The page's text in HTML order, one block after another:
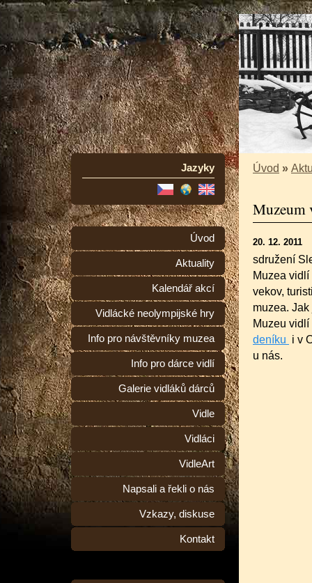
Jazyky
Úvod
Aktuality
Kalendář akcí
Vidlácké neolympijské hry
Info pro návštěvníky muzea
Info pro dárce vidlí
Galerie vidláků dárců
Vidle
Vidláci
VidleArt
Napsali a řekli o nás
Vzkazy, diskuse
Kontakt
Úvod »
Muzeum
20. 12. 2011
sdružení
Muzea
vekov,
muzea.
Muzeu vidlí
deníku i v
u nás.